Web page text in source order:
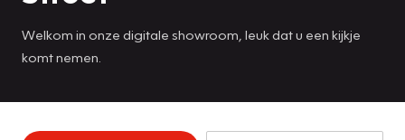
Welkom in onze digitale showroom, leuk dat u een kijkje
komt nemen.